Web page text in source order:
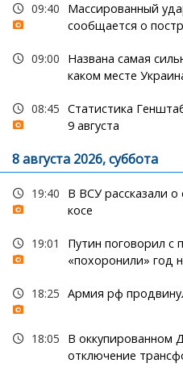
09:40
Массированный
сообщается о
09:00
Названа самая
каком месте
08:45 Статистика
9 августа
8 августа 2026, суббота
19:40
В ВСУ рассказали о
косе
19:01
Путин поговорил с
«похоронили» год
18:25 Армия рф
18:05
В оккупированном
отключение